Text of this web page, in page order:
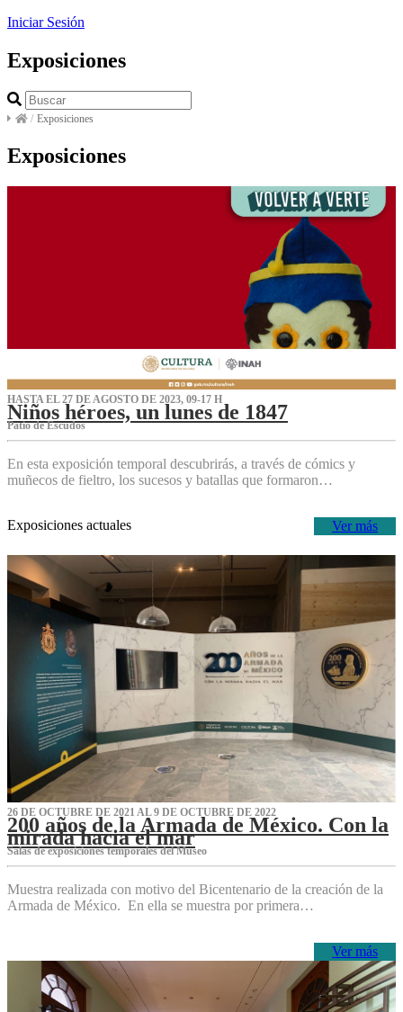
Iniciar Sesión
Exposiciones
/ Exposiciones
Exposiciones
HASTA EL 27 DE AGOSTO DE 2023, 09-17 H
Niños héroes, un lunes de 1847
Patio de Escudos
En esta exposición temporal descubrirás, a través de cómics y
muñecos de fieltro, los sucesos y batallas que formaron…
Ver más
Exposiciones actuales
26 DE OCTUBRE DE 2021 AL 9 DE OCTUBRE DE 2022
200 años de la Armada de México. Con la
mirada hacia el mar
Salas de exposiciones temporales del Museo‌
Muestra realizada con motivo del Bicentenario de la creación de la
Armada de México. En ella se muestra por primera…
Ver más